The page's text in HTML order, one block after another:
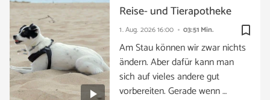
bookmark_border
1. Aug. 202616:00 03:51 Min.
Reise- und Tierapotheke
Am Stau können wir zwar nichts
ändern. Aber dafür kann man
sich auf vieles andere gut
vorbereiten. Gerade wenn …